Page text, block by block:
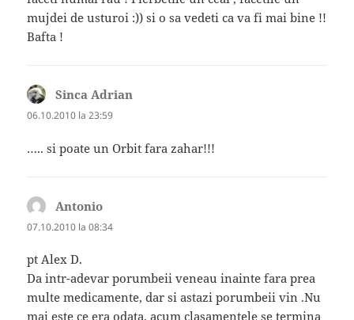
mujdei de usturoi :)) si o sa vedeti ca va fi mai bine !!
Bafta !
Sinca Adrian
06.10.2010 la 23:59
….. si poate un Orbit fara zahar!!!
Antonio
07.10.2010 la 08:34
pt Alex D.
Da intr-adevar porumbeii veneau inainte fara prea
multe medicamente, dar si astazi porumbeii vin .Nu
mai este ce era odata, acum clasamentele se termina